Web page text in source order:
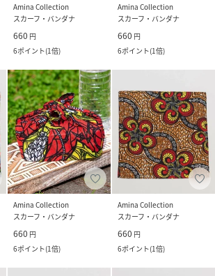
Amina Collection
スカーフ・バンダナ
660 円
6ポイント(1倍)
Amina Collection
スカーフ・バンダナ
660 円
6ポイント(1倍)
Amina Collection
スカーフ・バンダナ
660 円
6ポイント(1倍)
Amina Collection
スカーフ・バンダナ
660 円
6ポイント(1倍)